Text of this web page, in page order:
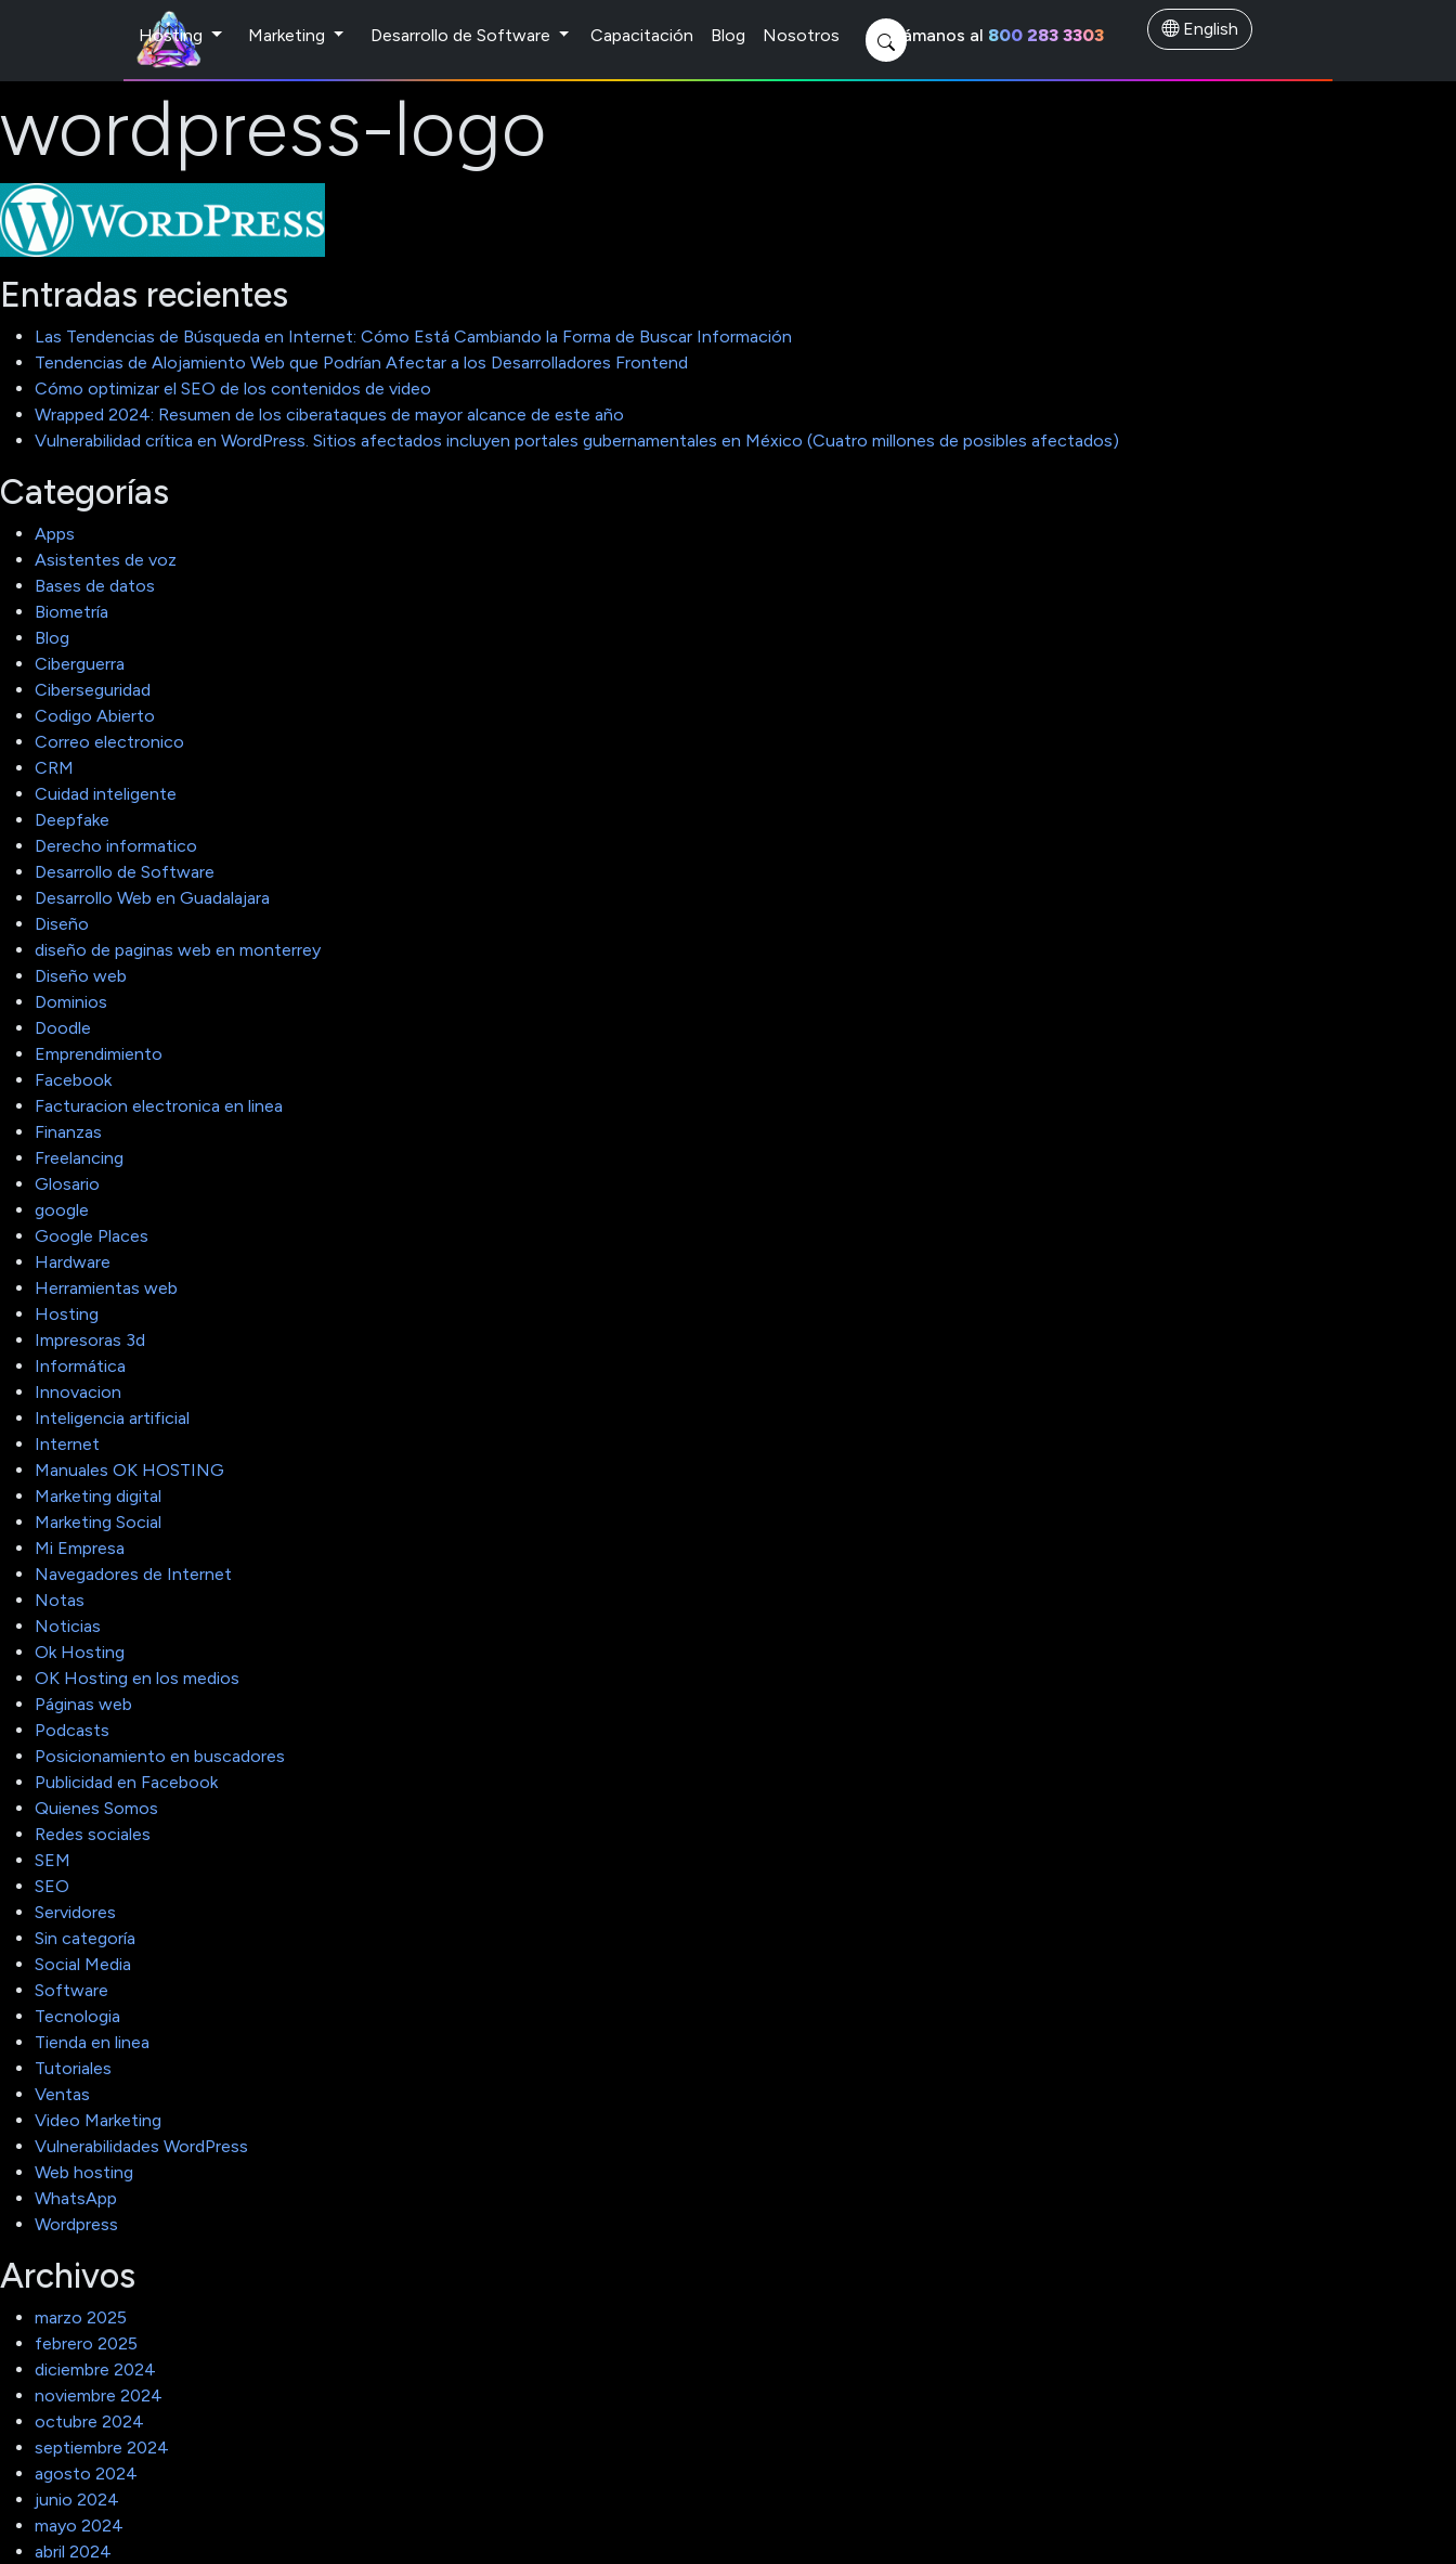
Hosting Marketing Desarrollo de Software Capacitación Blog Nosotros Llámanos al 800 283 3303 English
wordpress-logo
Entradas recientes
Las Tendencias de Búsqueda en Internet: Cómo Está Cambiando la Forma de Buscar Información
Tendencias de Alojamiento Web que Podrían Afectar a los Desarrolladores Frontend
Cómo optimizar el SEO de los contenidos de video
Wrapped 2024: Resumen de los ciberataques de mayor alcance de este año
Vulnerabilidad crítica en WordPress. Sitios afectados incluyen portales gubernamentales en México (Cuatro millones de posibles afectados)
Categorías
Apps
Asistentes de voz
Bases de datos
Biometría
Blog
Ciberguerra
Ciberseguridad
Codigo Abierto
Correo electronico
CRM
Cuidad inteligente
Deepfake
Derecho informatico
Desarrollo de Software
Desarrollo Web en Guadalajara
Diseño
diseño de paginas web en monterrey
Diseño web
Dominios
Doodle
Emprendimiento
Facebook
Facturacion electronica en linea
Finanzas
Freelancing
Glosario
google
Google Places
Hardware
Herramientas web
Hosting
Impresoras 3d
Informática
Innovacion
Inteligencia artificial
Internet
Manuales OK HOSTING
Marketing digital
Marketing Social
Mi Empresa
Navegadores de Internet
Notas
Noticias
Ok Hosting
OK Hosting en los medios
Páginas web
Podcasts
Posicionamiento en buscadores
Publicidad en Facebook
Quienes Somos
Redes sociales
SEM
SEO
Servidores
Sin categoría
Social Media
Software
Tecnologia
Tienda en linea
Tutoriales
Ventas
Video Marketing
Vulnerabilidades WordPress
Web hosting
WhatsApp
Wordpress
Archivos
marzo 2025
febrero 2025
diciembre 2024
noviembre 2024
octubre 2024
septiembre 2024
agosto 2024
junio 2024
mayo 2024
abril 2024